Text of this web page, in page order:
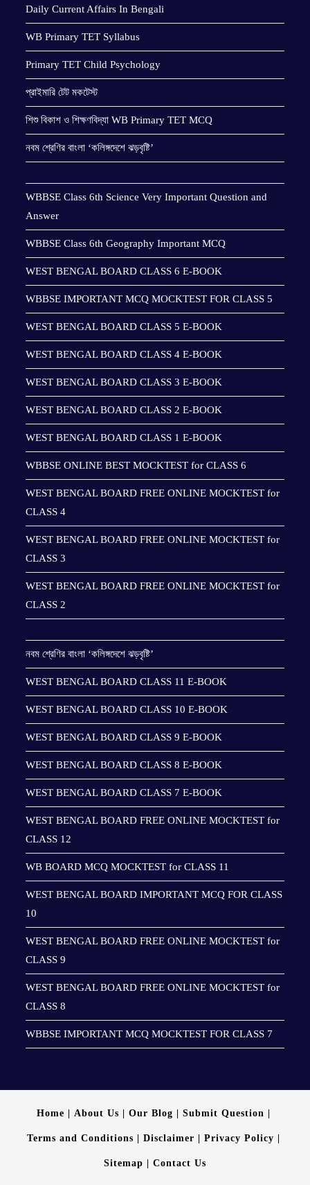
Daily Current Affairs In Bengali
WB Primary TET Syllabus
Primary TET Child Psychology
প্রাইমারি টেট মকটেস্ট
শিশু বিকাশ ও শিক্ষণবিদ্যা WB Primary TET MCQ
নবম শ্রেণির বাংলা ‘কলিঙ্গদেশে ঝড়বৃষ্টি’
WBBSE Class 6th Science Very Important Question and
Answer
WBBSE Class 6th Geography Important MCQ
WEST BENGAL BOARD CLASS 6 E-BOOK
WBBSE IMPORTANT MCQ MOCKTEST FOR CLASS 5
WEST BENGAL BOARD CLASS 5 E-BOOK
WEST BENGAL BOARD CLASS 4 E-BOOK
WEST BENGAL BOARD CLASS 3 E-BOOK
WEST BENGAL BOARD CLASS 2 E-BOOK
WEST BENGAL BOARD CLASS 1 E-BOOK
WBBSE ONLINE BEST MOCKTEST for CLASS 6
WEST BENGAL BOARD FREE ONLINE MOCKTEST for
CLASS 4
WEST BENGAL BOARD FREE ONLINE MOCKTEST for
CLASS 3
WEST BENGAL BOARD FREE ONLINE MOCKTEST for
CLASS 2
নবম শ্রেণির বাংলা ‘কলিঙ্গদেশে ঝড়বৃষ্টি’
WEST BENGAL BOARD CLASS 11 E-BOOK
WEST BENGAL BOARD CLASS 10 E-BOOK
WEST BENGAL BOARD CLASS 9 E-BOOK
WEST BENGAL BOARD CLASS 8 E-BOOK
WEST BENGAL BOARD CLASS 7 E-BOOK
WEST BENGAL BOARD FREE ONLINE MOCKTEST for
CLASS 12
WB BOARD MCQ MOCKTEST for CLASS 11
WEST BENGAL BOARD IMPORTANT MCQ FOR CLASS
10
WEST BENGAL BOARD FREE ONLINE MOCKTEST for
CLASS 9
WEST BENGAL BOARD FREE ONLINE MOCKTEST for
CLASS 8
WBBSE IMPORTANT MCQ MOCKTEST FOR CLASS 7
Home About Us Our Blog Submit Question
Terms and Conditions Disclaimer Privacy Policy
Sitemap Contact Us